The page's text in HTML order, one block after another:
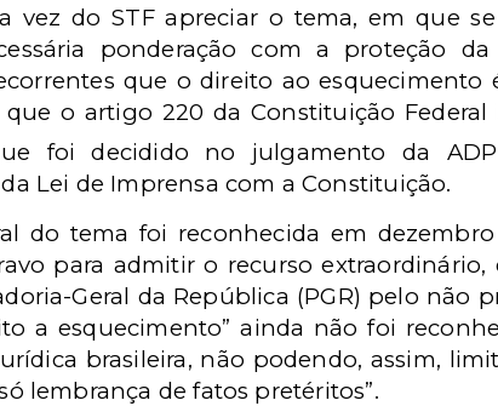
vez do STF apreciar o tema, em que
ponderação com a proteção
que o direito ao esquecimento
o artigo 220 da Constituição
foi decidido no julgamento da
Lei de Imprensa com a Constituição.
do tema foi reconhecida em
para admitir o recurso
Geral da República (PGR) pelo não
a esquecimento” ainda não foi
brasileira, não podendo, assim,
lembrança de fatos pretéritos”.